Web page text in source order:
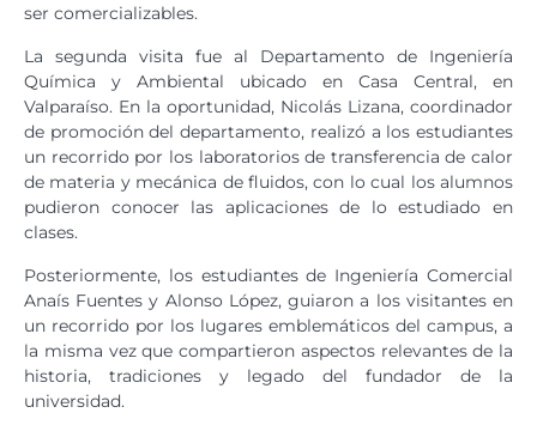
ser comercializables.
La segunda visita fue al Departamento de Ingeniería
Química y Ambiental ubicado en Casa Central, en
Valparaíso. En la oportunidad, Nicolás Lizana, coordinador
de promoción del departamento, realizó a los estudiantes
un recorrido por los laboratorios de transferencia de calor
de materia y mecánica de fluidos, con lo cual los alumnos
pudieron conocer las aplicaciones de lo estudiado en
clases.
Posteriormente, los estudiantes de Ingeniería Comercial
Anaís Fuentes y Alonso López, guiaron a los visitantes en
un recorrido por los lugares emblemáticos del campus, a
la misma vez que compartieron aspectos relevantes de la
historia, tradiciones y legado del fundador de la
universidad.